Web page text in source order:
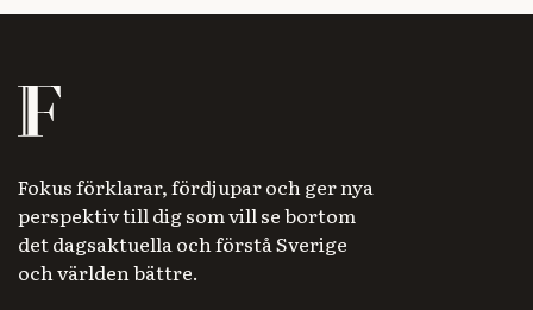
Fokus förklarar, fördjupar och ger nya
perspektiv till dig som vill se bortom
det dagsaktuella och förstå Sverige
och världen bättre.